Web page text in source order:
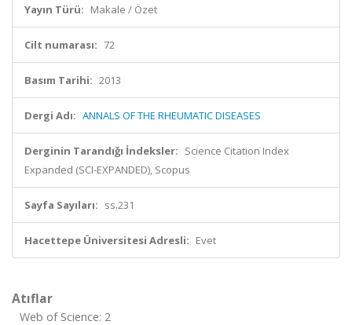
Yayın Türü: Makale / Özet
Cilt numarası: 72
Basım Tarihi: 2013
Dergi Adı: ANNALS OF THE RHEUMATIC DISEASES
Derginin Tarandığı İndeksler: Science Citation Index
Expanded (SCI-EXPANDED), Scopus
Sayfa Sayıları: ss.231
Hacettepe Üniversitesi Adresli: Evet
Atıflar
Web of Science: 2